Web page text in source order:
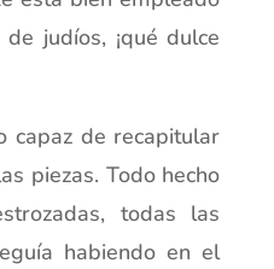
judíos, ¡qué dulce
capaz de recapitular
piezas. Todo hecho
todas las
habiendo en el